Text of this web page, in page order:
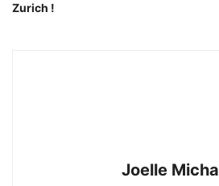
Zurich !
Joelle